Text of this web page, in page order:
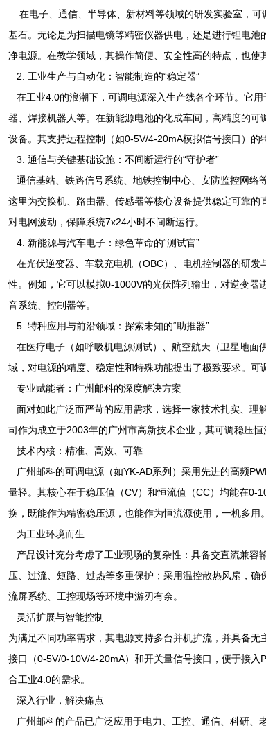
在电子、通信、半导体、新材料等领域的研发实验室，
基石。无论是为扫描电镜等精密仪器供电，还是进行锂电
净电源。在教学领域，其操作简便、安全性高的特点，也使
2. 工业生产与自动化：智能制造的“稳定器”
在工业4.0的浪潮下，可调电源深入生产线各个环节。它
器、焊接机器人等。在新能源电池的化成车间，高精度的
设备。其支持远程控制（如0-5V/4-20mA模拟信号接口）的
3. 通信与关键基础设施：不间断运行的“守护者”
通信基站、铁路信号系统、地铁控制中心、安防监控网络
这里为交换机、路由器、传感器等核心设备提供稳定可靠
对电网波动，保障系统7x24小时不间断运行。
4. 新能源与汽车电子：绿色革命的“测试官”
在光伏逆变器、车载充电机（OBC）、电机控制器的研
性。例如，它可以模拟0-1000V的光伏阵列输出，对逆变
音系统、控制器等。
5. 特种应用与前沿领域：探索未知的“助推器”
在医疗电子（如呼吸机电源测试）、航空航天（卫星地面
域，对电源的精度、稳定性和特殊功能提出了极致要求。可
专业赋能者：广州邮科的深度解决方案
面对如此广泛而严苛的应用需求，选择一家技术扎实、理
司作为成立于2003年的广州市高新技术企业，其可调稳压
技术内核：精准、高效、可靠
广州邮科的可调电源（如YK-AD系列）采用先进的高频
量轻。其核心在于稳压值（CV）和恒流值（CC）均能在0-
换，既能作为精密稳压源，也能作为恒流源使用，一机多用。
为工业环境而生
产品设计充分考虑了工业现场的复杂性：具备交直流兼容
压、过流、短路、过热等多重保护；采用温控散热风扇，
流屏系统、工控现场等环境中游刃有余。
灵活扩展与智能控制
为满足不同功率需求，其电源支持多台并机扩流，并具备
接口（0-5V/0-10V/4-20mA）和开关量信号接口，便于接
合工业4.0的需求。
深入行业，解决痛点
广州邮科的产品已广泛应用于电力、工控、通信、科研、